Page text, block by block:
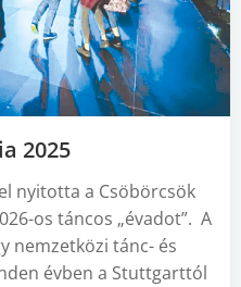
2025
nyitotta a Csöbörcsök
os táncos „évadot”. A
nemzetközi tánc- és
évben a Stuttgarttól